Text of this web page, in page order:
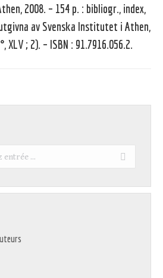
suivant
:
2008. – 154 p. : bibliogr., index,
av Svenska Institutet i Athen,
XLV ; 2). – ISBN : 91.7916.056.2.